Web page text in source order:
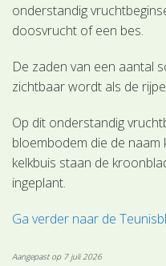
onderstandig
doosvrucht of een bes.
De zaden van een aantal
zichtbaar wordt als de
Op dit onderstandig
bloembodem die de naam
kelkbuis staan de
ingeplant.
Ga verder naar de
Aangepast op 7 juli 2026